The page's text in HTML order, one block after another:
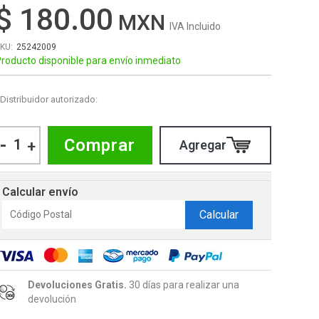
180.00 IVA Incluido
25242009
disponible para envío inmediato
Distribuidor autorizado:
- + Comprar
Calcular envío
Calcular
Devoluciones Gratis. 30 días para realizar una
devolución